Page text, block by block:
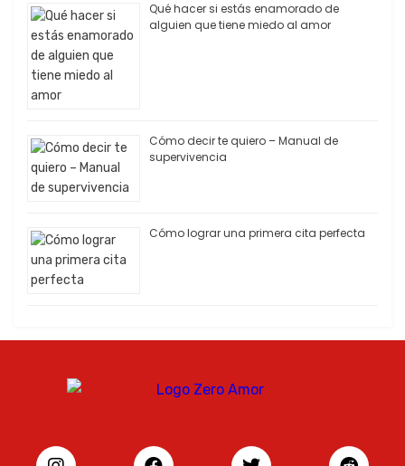
Qué hacer si estás enamorado de
alguien que tiene miedo al amor
Cómo decir te quiero – Manual de
supervivencia
Cómo lograr una primera cita perfecta